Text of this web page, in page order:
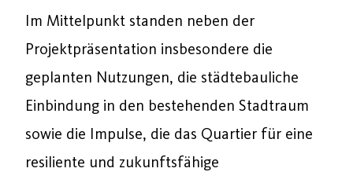
Im Mittelpunkt standen neben der
Projektpräsentation insbesondere die
geplanten Nutzungen, die städtebauliche
Einbindung in den bestehenden Stadtraum
sowie die Impulse, die das Quartier für eine
resiliente und zukunftsfähige